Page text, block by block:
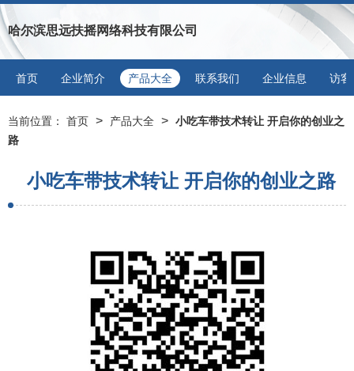
哈尔滨思远扶摇网络科技有限公司
首页 企业简介 产品大全 联系我们 企业信息 访客
当前位置： 首页 > 产品大全 > 小吃车带技术转让 开启你的创业之
路
小吃车带技术转让 开启你的创业之路